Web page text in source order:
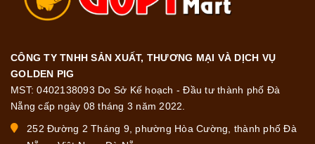
CÔNG TY TNHH SẢN XUẤT, THƯƠNG MẠI VÀ DỊCH VỤ
GOLDEN PIG
MST: 0402138093 Do Sở Kế hoạch - Đầu tư thành phố Đà
Nẵng cấp ngày 08 tháng 3 năm 2022.
252 Đường 2 Tháng 9, phường Hòa Cường, thành phố Đà